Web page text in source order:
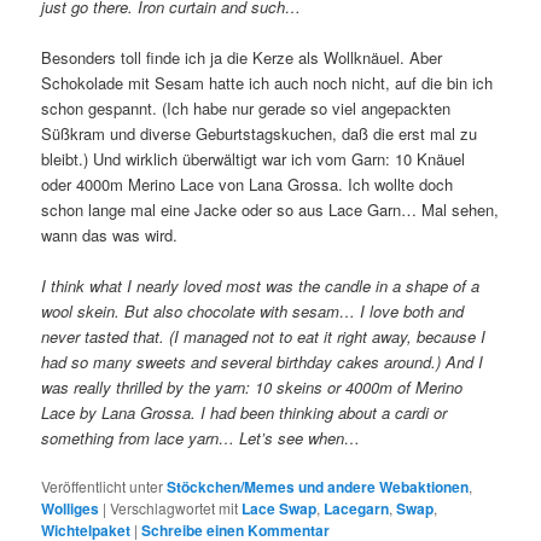
just go there. Iron curtain and such…
Besonders toll finde ich ja die Kerze als Wollknäuel. Aber
Schokolade mit Sesam hatte ich auch noch nicht, auf die bin ich
schon gespannt. (Ich habe nur gerade so viel angepackten
Süßkram und diverse Geburtstagskuchen, daß die erst mal zu
bleibt.) Und wirklich überwältigt war ich vom Garn: 10 Knäuel
oder 4000m Merino Lace von Lana Grossa. Ich wollte doch
schon lange mal eine Jacke oder so aus Lace Garn… Mal sehen,
wann das was wird.
I think what I nearly loved most was the candle in a shape of a
wool skein. But also chocolate with sesam… I love both and
never tasted that. (I managed not to eat it right away, because I
had so many sweets and several birthday cakes around.) And I
was really thrilled by the yarn: 10 skeins or 4000m of Merino
Lace by Lana Grossa. I had been thinking about a cardi or
something from lace yarn… Let’s see when…
Veröffentlicht unterStöckchen/Memes und andere Webaktionen,
Wolliges |Verschlagwortet mit Lace Swap, Lacegarn,Swap,
Wichtelpaket |Schreibe einen Kommentar